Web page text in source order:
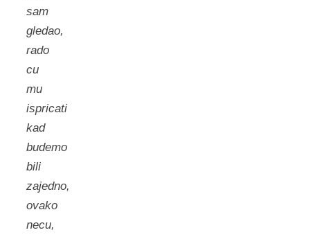
sam
gledao,
rado
cu
mu
ispricati
kad
budemo
bili
zajedno,
ovako
necu,